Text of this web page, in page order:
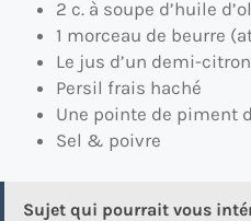
2 c. à soupe d’huile
1 morceau de beurre
Le jus d’un demi-citron
Persil frais haché
Une pointe de piment
Sel & poivre
Sujet qui pourrait vous